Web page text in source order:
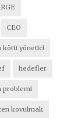
CEO
kötü yönetici
hedefler
problemi
kovulmak